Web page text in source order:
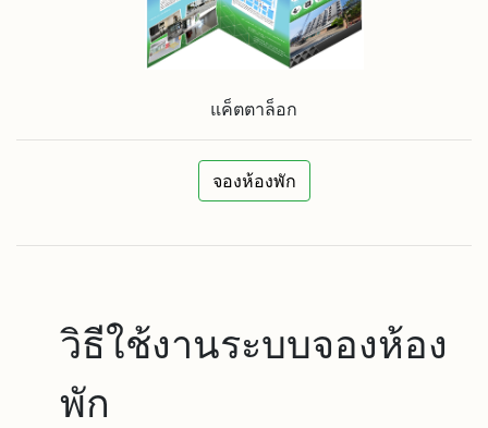
แค็ตตาล็อก
จองห้องพัก
วิธีใช้งานระบบจองห้อง
พัก